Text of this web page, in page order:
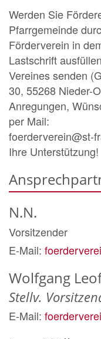
Werden Sie
Pfarrgemeinde
Förderverein in
Lastschrift
Vereines senden
30, 55268 Nieder-
Anregungen,
per Mail:
foerderverein@st-
Ihre Unterstützung!
N.N.
Vorsitzender
E-Mail:
Wolfgang
Stellv.
E-Mail: